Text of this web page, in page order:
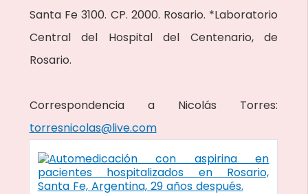
Santa Fe 3100. CP. 2000. Rosario. *Laboratorio
Central del Hospital del Centenario, de
Rosario.
Correspondencia a Nicolás Torres:
torresnicolas@live.com